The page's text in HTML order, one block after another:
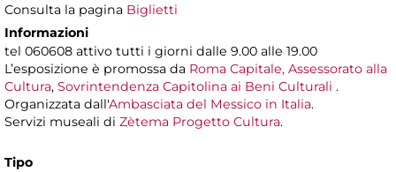
Consulta la pagina Biglietti
Informazioni
tel 060608 attivo tutti i giorni dalle 9.00 alle 19.00
L’esposizione è promossa da Roma Capitale, Assessorato alla
Cultura, Sovrintendenza Capitolina ai Beni Culturali .
Organizzata dall'Ambasciata del Messico in Italia.
Servizi museali di Zètema Progetto Cultura.
Tipo